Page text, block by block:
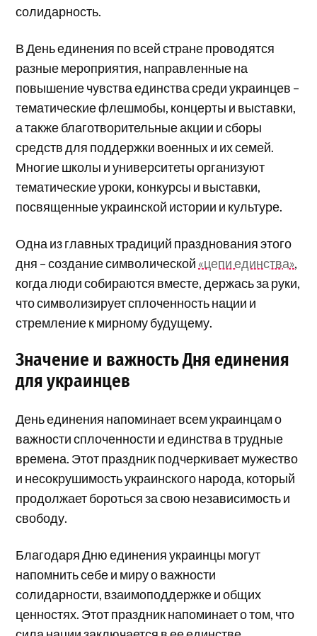
солидарность.
В День единения по всей стране проводятся
разные мероприятия, направленные на
повышение чувства единства среди украинцев –
тематические флешмобы, концерты и выставки,
а также благотворительные акции и сборы
средств для поддержки военных и их семей.
Многие школы и университеты организуют
тематические уроки, конкурсы и выставки,
посвященные украинской истории и культуре.
Одна из главных традиций празднования этого
дня – создание символической «цепи единства»,
когда люди собираются вместе, держась за руки,
что символизирует сплоченность нации и
стремление к мирному будущему.
Значение и важность Дня единения
для украинцев
День единения напоминает всем украинцам о
важности сплоченности и единства в трудные
времена. Этот праздник подчеркивает мужество
и несокрушимость украинского народа, который
продолжает бороться за свою независимость и
свободу.
Благодаря Дню единения украинцы могут
напомнить себе и миру о важности
солидарности, взаимоподдержке и общих
ценностях. Этот праздник напоминает о том, что